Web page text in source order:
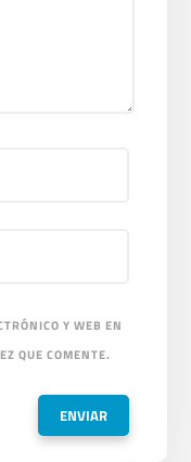
Y WEB EN
QUE COMENTE.